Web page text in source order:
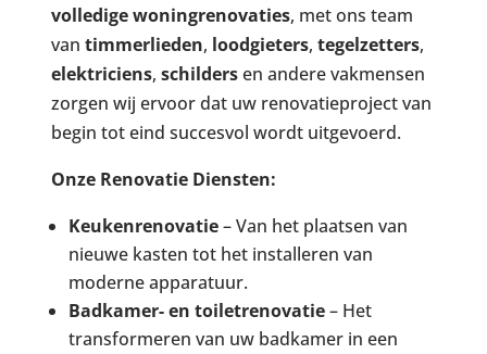
volledige woningrenovaties, met ons team
van timmerlieden, loodgieters, tegelzetters,
elektriciens, schildersen andere vakmensen
zorgen wij ervoor dat uw renovatieproject van
begin tot eind succesvol wordt uitgevoerd.
Onze Renovatie Diensten:
Keukenrenovatie– Van het plaatsen van
nieuwe kasten tot het installeren van
moderne apparatuur.
Badkamer- en toiletrenovatie– Het
transformeren van uw badkamer in een